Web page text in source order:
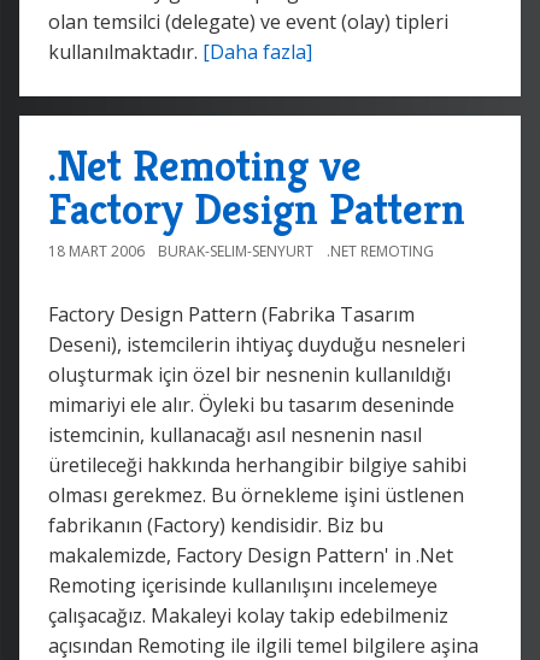
olan temsilci (delegate) ve event (olay) tipleri
kullanılmaktadır. [Daha fazla]
.Net Remoting ve
Factory Design Pattern
18 MART 2006 BURAK-SELIM-SENYURT .NET REMOTING
Factory Design Pattern (Fabrika Tasarım
Deseni), istemcilerin ihtiyaç duyduğu nesneleri
oluşturmak için özel bir nesnenin kullanıldığı
mimariyi ele alır. Öyleki bu tasarım deseninde
istemcinin, kullanacağı asıl nesnenin nasıl
üretileceği hakkında herhangibir bilgiye sahibi
olması gerekmez. Bu örnekleme işini üstlenen
fabrikanın (Factory) kendisidir. Biz bu
makalemizde, Factory Design Pattern' in .Net
Remoting içerisinde kullanılışını incelemeye
çalışacağız. Makaleyi kolay takip edebilmeniz
açısından Remoting ile ilgili temel bilgilere aşina